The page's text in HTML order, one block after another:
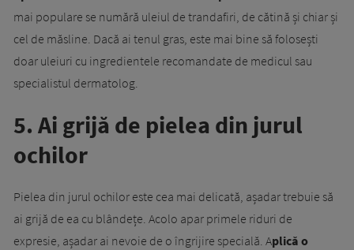
mai populare se numără uleiul de trandafiri, de cătină și chiar și
cel de măsline. Dacă ai tenul gras, este mai bine să folosești
doar uleiuri cu ingredientele recomandate de medicul sau
specialistul dermatolog.
5. Ai grijă de pielea din jurul
ochilor
Pielea din jurul ochilor este cea mai delicată, așadar trebuie să
ai grijă de ea cu blândețe. Acolo apar primele riduri de
expresie, așadar ai nevoie de o îngrijire specială. Aplică o